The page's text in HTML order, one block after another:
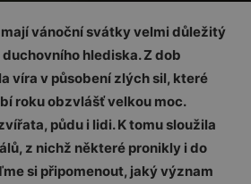
vánoční svátky velmi důležitý
hlediska. Z dob
víra v působení zlých sil, které
roku obzvlášť velkou moc.
půdu i lidi. K tomu sloužila
z nichž některé pronikly i do
si připomenout, jaký význam